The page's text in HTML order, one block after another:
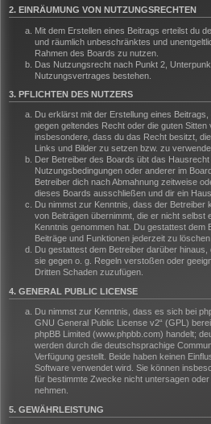
2. EINRÄUMUNG VON NUTZUNGSRECHTEN
Mit dem Erstellen eines Beitrags erteilst du
und räumlich unbeschränktes und
Rahmen des Boards zu nutzen.
Das Nutzungsrecht nach Punkt 2,
Nutzungsvertrages bestehen.
3. PFLICHTEN DES NUTZERS
Du erklärst mit der Erstellung eines
gegen geltendes Recht oder die guten
insbesondere, dass du das Recht besitzt,
Links und Bilder zu setzen bzw. zu
Der Betreiber des Boards übt das
Nutzungsbedingungen oder anderer im
Betreiber dich nach Abmahnung zeitweise
dieses Boards ausschließen und dir ein
Du nimmst zur Kenntnis, dass der Betreiber
von Beiträgen übernimmt, die er nicht selbst
Kenntnis genommen hat. Du gestattest dem
Beiträge und Funktionen jederzeit zu
Du gestattest dem Betreiber darüber
sie gegen o. g. Regeln verstoßen oder
Dritten Schaden zuzufügen.
4. GENERAL PUBLIC LICENSE
Du nimmst zur Kenntnis, dass es sich bei
GNU General Public License v2“ (GPL)
phpBB Limited (www.phpbb.com) handelt;
werden durch die deutschsprachige
Verfügung gestellt. Beide haben keinen
Software verwendet wird. Sie können
für bestimmte Zwecke nicht untersagen
nehmen.
5. GEWÄHRLEISTUNG